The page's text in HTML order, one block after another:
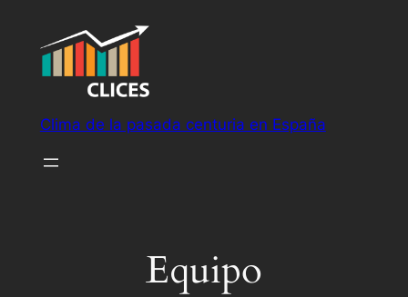
Clima de la pasada centuria en España
Equipo